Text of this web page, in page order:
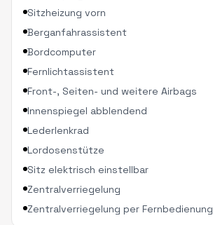
Sitzheizung vorn
Berganfahrassistent
Bordcomputer
Fernlichtassistent
Front-, Seiten- und weitere Airbags
Innenspiegel abblendend
Lederlenkrad
Lordosenstütze
Sitz elektrisch einstellbar
Zentralverriegelung
Zentralverriegelung per Fernbedienung